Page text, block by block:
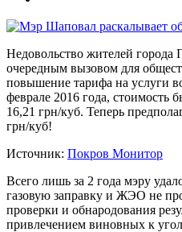
Недовольство жителей города
очередным вызовом для
повышение тарифа на услуги
феврале 2016 года, стоимость
16,21 грн/куб. Теперь
грн/куб!
Источник: Покров Монитор
Всего лишь за 2 года мэру
газовую заправку и ЖЭО не
проверки и обнародования
привлечением виновных к